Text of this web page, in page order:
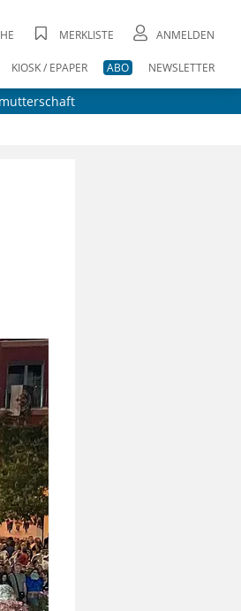
MERKLISTE ANMELDEN
KIOSK / EPAPER ABO NEWSLETTER